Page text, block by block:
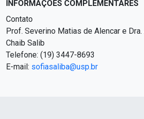
INFORMAÇÕES COMPLEMENTARES
Contato
Prof. Severino Matias de Alencar e
Chaib Salib
Telefone: (19) 3447-8693
E-mail: sofiasaliba@usp.br